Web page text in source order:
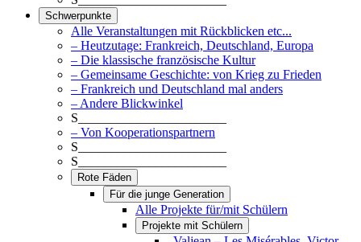
Schwerpunkte
Alle Veranstaltungen mit Rückblicken etc...
– Heutzutage: Frankreich, Deutschland, Europa
– Die klassische französische Kultur
– Gemeinsame Geschichte: von Krieg zu Frieden
– Frankreich und Deutschland mal anders
– Andere Blickwinkel
S_______________________
– Von Kooperationspartnern
S_______________________
S_______________________
Rote Fäden
Für die junge Generation
Alle Projekte für/mit Schülern
Projekte mit Schülern